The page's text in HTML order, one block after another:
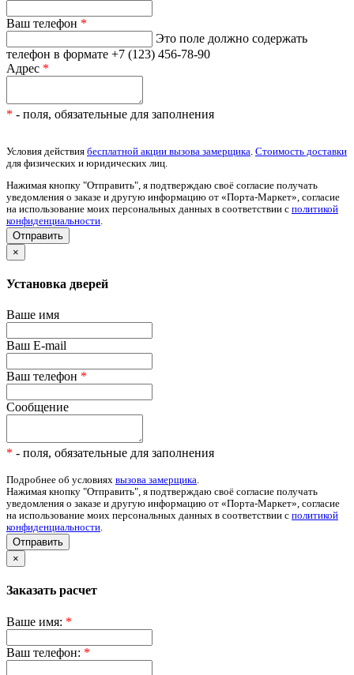
Ваш телефон *
Это поле должно содержать
телефон в формате +7 (123) 456-78-90
Адрес *
* - поля, обязательные для заполнения
Условия действия бесплатной акции вызова замерщика Стоимость доставки
для физических и юридических лиц.
Нажимая кнопку "Отправить", я подтверждаю своё согласие получать
уведомления о заказе и другую информацию от «Порта-Маркет», согласие
на использование моих персональных данных в соответствии с политикой
конфиденциальности
×
Установка дверей
Ваше имя
Ваш E-mail
Ваш телефон *
Сообщение
* - поля, обязательные для заполнения
Подробнее об условиях вызова замерщика.
Нажимая кнопку "Отправить", я подтверждаю своё согласие получать
уведомления о заказе и другую информацию от «Порта-Маркет», согласие
на использование моих персональных данных в соответствии с политикой
конфиденциальности.
Отправить
×
Заказать расчет
Ваше имя: *
Ваш телефон: *